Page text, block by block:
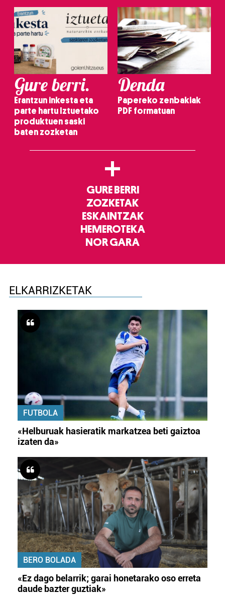
Gure berri.
Erantzun inkesta eta
parte hartu Iztuetako
produktuen saski
baten zozketan
Denda
Papereko zenbakiak
PDF formatuan
+
GURE BERRI
ZOZKETAK
ESKAINTZAK
HEMEROTEKA
NOR GARA
ELKARRIZKETAK
FUTBOLA
«Helburuak hasieratik markatzea beti gaiztoa
izaten da»
BERO BOLADA
«Ez dago belarrik; garai honetarako oso erreta
daude bazter guztiak»